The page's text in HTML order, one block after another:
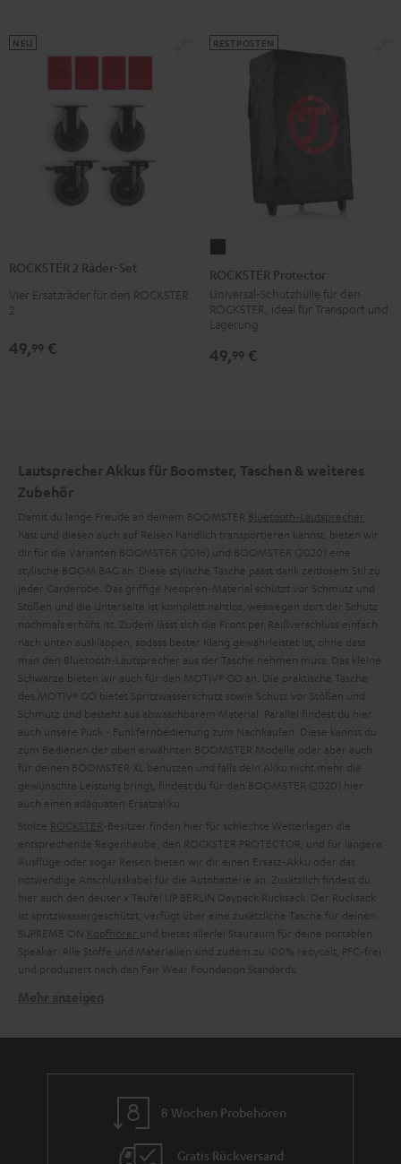
ROCKSTER 2 Räder-Set
Vier Ersatzräder für den ROCKSTER
2
NEU
49,99 €
Protector
Schwarz
ROCKSTER Protector
Universal-Schutzhülle für den
ROCKSTER, ideal für Transport und
Lagerung
RESTPOSTEN
49,99 €
Lautsprecher Akkus für Boomster, Taschen & weiteres
Zubehör
Damit du lange Freude an deinem BOOMSTER Bluetooth-Lautsprecher
hast und diesen auch auf Reisen handlich transportieren kannst, bieten wir
dir für die Varianten BOOMSTER (2016) und BOOMSTER (2020) eine
stylische BOOM BAG an. Diese stylische Tasche passt dank zeitlosem Stil zu
jeder Garderobe. Das griffige Neopren-Material schützt vor Schmutz und
Stößen und die Unterseite ist komplett nahtlos, weswegen dort der Schutz
nochmals erhöht ist. Zudem lässt sich die Front per Reißverschluss einfach
nach unten ausklappen, sodass bester Klang gewährleistet ist, ohne dass
man den Bluetooth-Lautsprecher aus der Tasche nehmen muss. Das kleine
Schwarze bieten wir auch für den MOTIV® GO an. Die praktische Tasche
des MOTIV® GO bietet Spritzwasserschutz sowie Schutz vor Stößen und
Schmutz und besteht aus abwaschbarem Material. Parallel findest du hier
auch unsere Puck - Funkfernbedienung zum Nachkaufen. Diese kannst du
zum Bedienen der oben erwähnten BOOMSTER Modelle oder aber auch
für deinen BOOMSTER XL benutzen und falls dein Akku nicht mehr die
gewünschte Leistung bringt, findest du für den BOOMSTER (2020) hier
auch einen adäquaten Ersatzakku.
Stolze ROCKSTER-Besitzer finden hier für schlechte Wetterlagen die
entsprechende Regenhaube, den ROCKSTER PROTECTOR, und für längere
Ausflüge oder sogar Reisen bieten wir dir einen Ersatz-Akku oder das
notwendige Anschlusskabel für die Autobatterie an. Zusätzlich findest du
hier auch den deuter x Teufel UP BERLIN Daypack Rucksack. Der Rucksack
ist spritzwassergeschützt, verfügt über eine zusätzliche Tasche für deinen
SUPREME ON
Kopfhörer und bietet allerlei Stauraum für deine portablen
Speaker. Alle Stoffe und Materialien sind zudem zu 100% recycelt, PFC-frei
und produziert nach den Fair Wear Foundation Standards.
Perbandt
Deuter: Bereit für dein Abenteuer
Wie aus alten PET-Flaschen urbaner Lifestyle wird: deuter-Designerin
8 Wochen Probehören
Gratis Rückversand